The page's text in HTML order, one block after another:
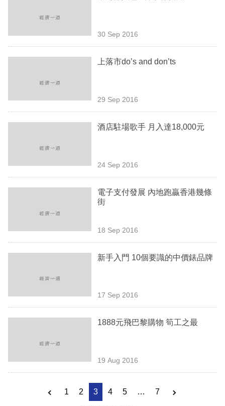
欄
區
30 Sep 2016
上落市do’s and don’ts
29 Sep 2016
酒店駐場歌手 月入達18,000元
24 Sep 2016
電子支付發展 內地跑贏香港幾條
街
18 Sep 2016
新手入門 10個要識的中價錶品牌
17 Sep 2016
1888元飛巴黎購物 筍工之最
19 Aug 2016
1 2 3 4 5 … 7